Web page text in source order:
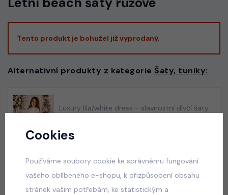
Tento produkt je bohužel již vyprodaný.
Alternativní produkty z kategorie Šaty, tuniky:
Luxury lila/white dress - slavnostní dívčí šaty
550 Kč
Luxury royal blue dress
Cookies
Používáme soubory cookie ke správnému fungování
vašeho oblíbeného e-shopu, k přizpůsobení obsahu
stránek vašim potřebám, ke statistickým a